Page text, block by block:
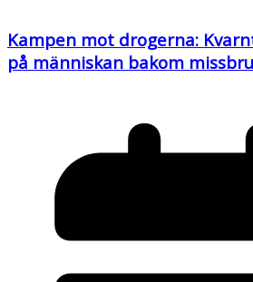
Kampen mot drogerna:
på människan bakom